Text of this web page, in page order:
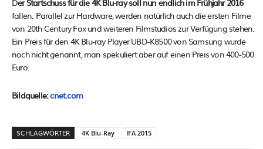
fallen. Parallel zur Hardware, werden natürlich auch die ersten Filme
von 20th Century Fox und weiteren Filmstudios zur Verfügung stehen.
Ein Preis für den 4K Blu-ray Player UBD-K8500 von Samsung wurde
noch nicht genannt, man spekuliert aber auf einen Preis von 400-500
Euro.
Bildquelle:cnet.com
SCHLAGWÖRTER 4K Blu-Ray IFA 2015